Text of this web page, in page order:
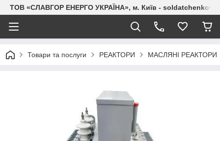
ТОВ «СЛАВГОР ЕНЕРГО УКРАЇНА», м. Київ -
Товари та послуги РЕАКТОРИ МАСЛЯНІ РЕАКТОРИ